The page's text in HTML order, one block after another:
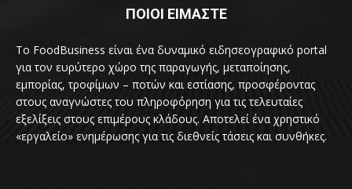
ΠΟΙΟΙ ΕΙΜΑΣΤΕ
Το FoodBusiness είναι ένα δυναμικό ειδησεογραφικό portal
για τον ευρύτερο χώρο της παραγωγής, μεταποίησης,
εμπορίας, τροφίμων – ποτών και εστίασης, προσφέροντας
στους αναγνώστες του πληροφόρηση για τις τελευταίες
εξελίξεις στους επιμέρους κλάδους. Αποτελεί ένα χρηστικό
«εργαλείο» ενημέρωσης για τις διεθνείς τάσεις και συνθήκες.